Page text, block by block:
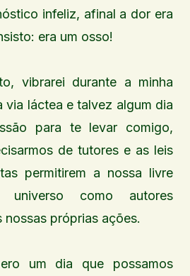
infeliz, afinal a dor era
era um osso!
vibrarei durante a minha
via láctea e talvez algum dia
para te levar comigo,
de tutores e as leis
permitirem a nossa livre
universo como autores
nossas próprias ações.
um dia que possamos